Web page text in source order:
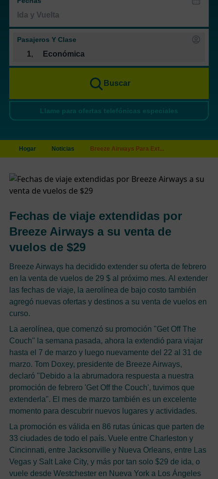
Pasajeros Y Clase
1, Económica
Buscar
Llame para ofertas telefónicas especiales
Hogar Noticias Breeze Airways Para Ext...
Fechas de viaje extendidas por
Breeze Airways a su venta de
vuelos de $29
Breeze Airways ha decidido extender su oferta de febrero
en la venta de vuelos de 29 $ al próximo mes. Al extender
las fechas de viaje, la aerolínea de bajo costo también
agregó nuevas ofertas y destinos a su venta de vuelos en
curso.
La aerolínea, que comenzó su promoción "Get Off The
Couch" la semana pasada, ahora la extendió para viajar
hasta el 7 de marzo y luego nuevamente del 22 al 31 de
marzo. Tom Doxey, presidente de Breeze Airways,
declaró "Debido a la abrumadora respuesta a nuestra
promoción de febrero 'Get Off the Couch', tuvimos que
extenderla". El mes de marzo también es un excelente
momento para descubrir nuevos lugares y actividades.
La promoción es válida en 86 rutas únicas que parten de
33 ciudades de todo el país. Vuele entre Charleston y
Cincinnati, entre Jacksonville y Nueva Orleans, entre Las
Vegas y Salt Lake City, y más por tan solo $29 de ida, o
vuele desde Westchester en Nueva York a Los Ángeles